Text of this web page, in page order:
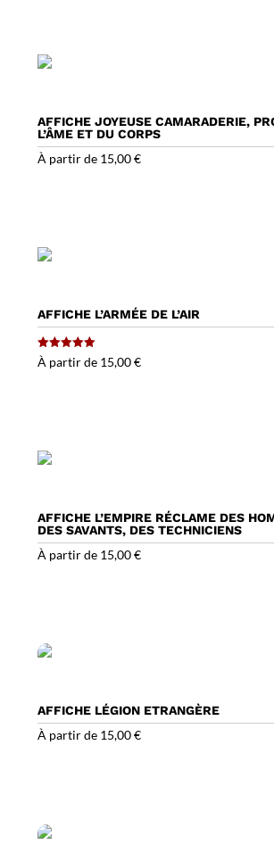
AFFICHE JOYEUSE CAMARADERIE,
L’ÂME ET DU CORPS
À partir de 15,00€
AFFICHE L’ARMÉE DE L’AIR
Note
5.00
À partir de 15,00€
AFFICHE L’EMPIRE RÉCLAME DES
DES SAVANTS, DES TECHNICIENS
À partir de 15,00€
AFFICHE LÉGION ETRANGÈRE
À partir de 15,00€